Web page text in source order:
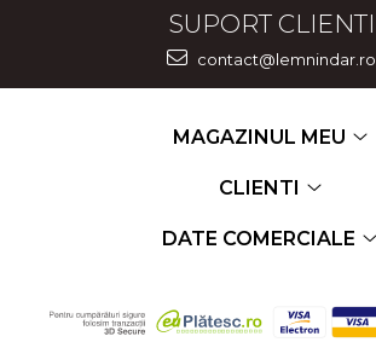
SUPORT CLIENTI
contact@lemnindar.ro
MAGAZINUL MEU
CLIENTI
DATE COMERCIALE